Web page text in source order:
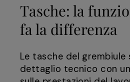
Tasche: la
fa la differenza
Le tasche del grembiule
dettaglio tecnico con